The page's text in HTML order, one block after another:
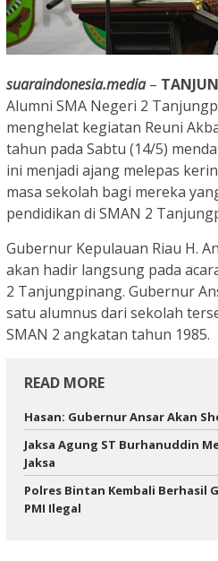
suaraindonesia.media–
Alumni SMA Negeri 2
menghelat kegiatan Reuni
tahun pada Sabtu (14/5)
ini menjadi ajang melepas
masa sekolah bagi mereka
pendidikan di SMAN 2
Gubernur Kepulauan Riau H.
akan hadir langsung pada
2 Tanjungpinang. Gubernur
satu alumnus dari sekolah
SMAN 2 angkatan tahun 1985.
READ MORE
Hasan: Gubernur Ansar Akan
Jaksa Agung ST Burhanuddin
Jaksa
Polres Bintan Kembali Berhasil
PMI Ilegal